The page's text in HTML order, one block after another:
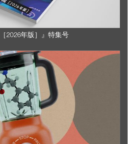
2026年版］』特集号